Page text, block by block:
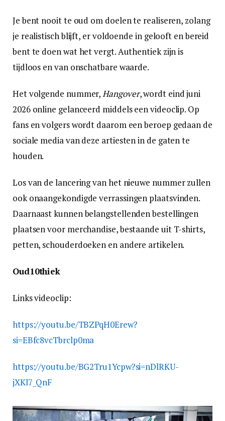
Je bent nooit te oud om doelen te realiseren, zolang
je realistisch blijft, er voldoende in gelooft en bereid
bent te doen wat het vergt. Authentiek zijn is
tijdloos en van onschatbare waarde.
Het volgende nummer,Hangover, wordt eind juni
2026 online gelanceerd middels een videoclip. Op
fans en volgers wordt daarom een beroep gedaan de
sociale media van deze artiesten in de gaten te
houden.
Los van de lancering van het nieuwe nummer zullen
ook onaangekondigde verrassingen plaatsvinden.
Daarnaast kunnen belangstellenden bestellingen
plaatsen voor merchandise, bestaande uit T-shirts,
petten, schouderdoeken en andere artikelen.
Oud10thiek
Links videoclip:
https://youtu.be/TBZPqH0Erew?
si=EBfc8vcTbrclp0ma
https://youtu.be/BG2Tru1Ycpw?si=nDlRKU-
jXKl7_QnF